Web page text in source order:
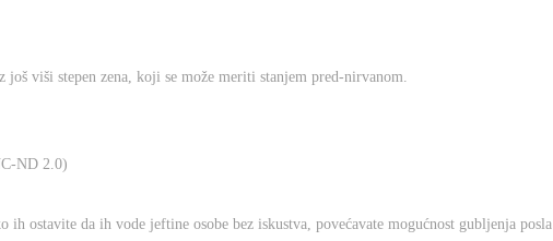
viši stepen zena, koji se može meriti stanjem pred-nirvanom.
ND 2.0)
ostavite da ih vode jeftine osobe bez iskustva, povećavate mogućnost gubljenja posla